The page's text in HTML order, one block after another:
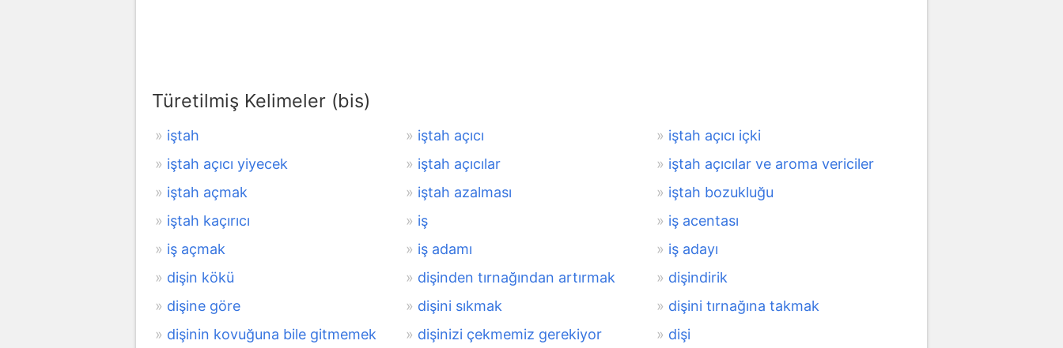
Türetilmiş Kelimeler (bis)
iştah iştah açıcı
iştah açıcı içki
iştah açıcı yiyecek
iştah açıcılar
iştah açıcılar ve aroma vericiler
iştah açmak
iştah azalması
iştah bozukluğu
iştah kaçırıcı
iş
iş acentası
iş açmak
iş adamı
iş adayı
dişin kökü
dişinden tırnağından artırmak
dişindirik
dişine göre
dişini sıkmak
dişini tırnağına takmak
dişinin kovuğuna bile gitmemek
dişinizi çekmemiz gerekiyor
dişi